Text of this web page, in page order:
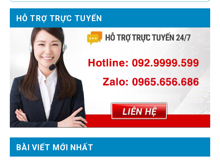
HỖ TRỢ TRỰC TUYẾN
BÀI VIẾT MỚI NHẤT